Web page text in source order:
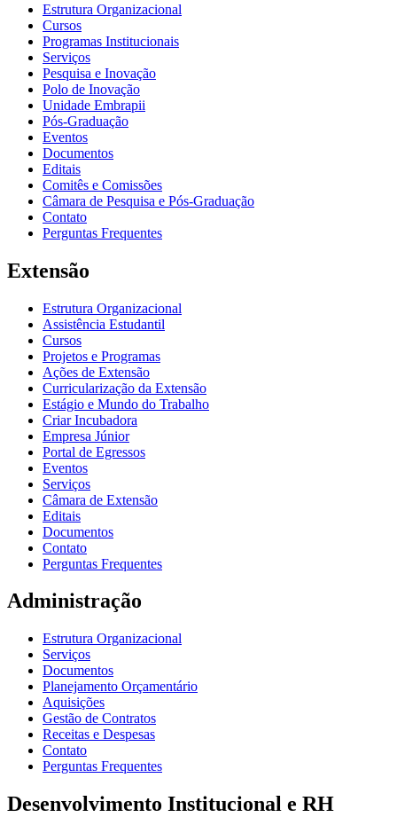
Estrutura Organizacional
Cursos
Programas Institucionais
Serviços
Pesquisa e Inovação
Polo de Inovação
Unidade Embrapii
Pós-Graduação
Eventos
Documentos
Editais
Comitês e Comissões
Câmara de Pesquisa e Pós-Graduação
Contato
Perguntas Frequentes
Extensão
Estrutura Organizacional
Assistência Estudantil
Cursos
Projetos e Programas
Ações de Extensão
Curricularização da Extensão
Estágio e Mundo do Trabalho
Criar Incubadora
Empresa Júnior
Portal de Egressos
Eventos
Serviços
Câmara de Extensão
Editais
Documentos
Contato
Perguntas Frequentes
Administração
Estrutura Organizacional
Serviços
Documentos
Planejamento Orçamentário
Aquisições
Gestão de Contratos
Receitas e Despesas
Contato
Perguntas Frequentes
Desenvolvimento Institucional e RH